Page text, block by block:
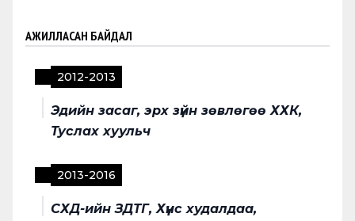
АЖИЛЛАСАН БАЙДАЛ
2012-2013
Эдийн засаг, эрх зүйн зөвлөгөө ХХК,
Туслах хуульч
2013-2016
СХД-ийн ЗДТГ, Хүнс худалдаа,